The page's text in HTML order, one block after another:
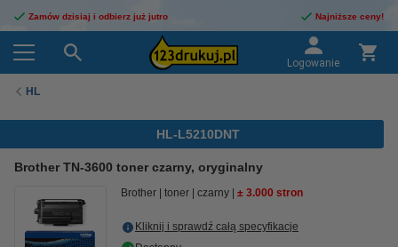
Zamów dzisiaj i odbierz już jutro Najniższe ceny!
Logowanie
HL
HL-L5210DNT
Brother TN-3600 toner czarny, oryginalny
Brother toner czarny ± 3.000 stron
Kliknij i sprawdź całą specyfikacje